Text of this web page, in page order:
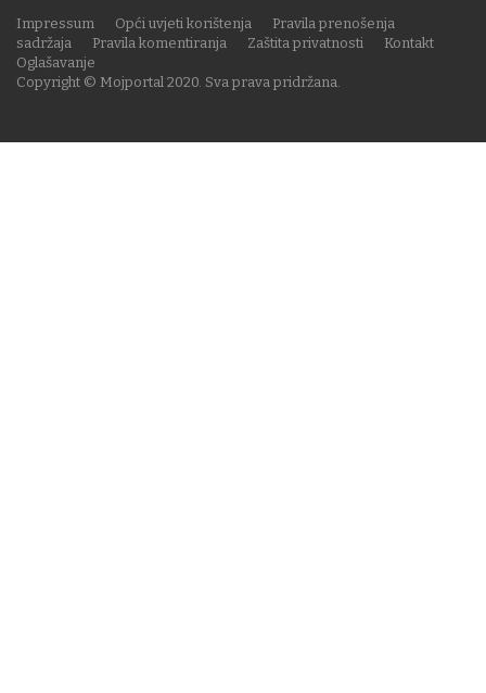
Copyright © Mojportal 2020. Sva prava pridržana.
Impressum Opći uvjeti korištenja
Pravila prenošenja
sadržaja
Pravila komentiranja Zaštita privatnosti
Kontakt
Oglašavanje